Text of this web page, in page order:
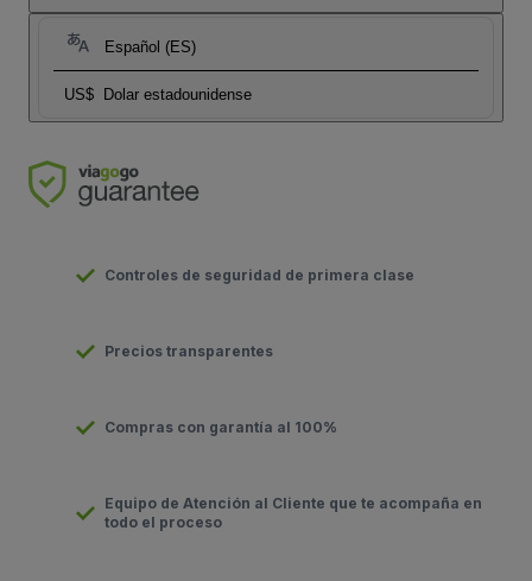
Español (ES)
US$ Dolar estadounidense
Controles de seguridad de primera clase
Precios transparentes
Compras con garantía al 100%
Equipo de Atención al Cliente que te acompaña en
todo el proceso